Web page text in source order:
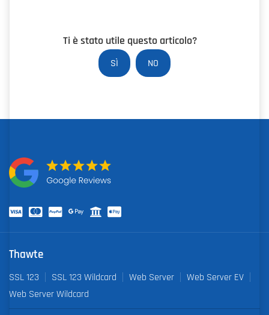
Ti è stato utile questo articolo?
SÌ NO
Thawte
SSL 123 SSL 123 Wildcard Web Server
Web Server EV
Web Server Wildcard